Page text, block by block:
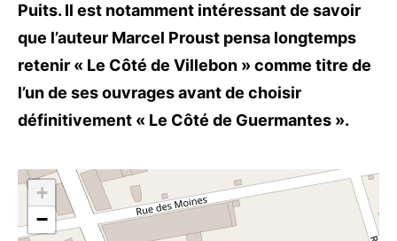
Puits. Il est notamment intéressant de savoir
que l’auteur Marcel Proust pensa longtemps
retenir « Le Côté de Villebon » comme titre de
l’un de ses ouvrages avant de choisir
définitivement « Le Côté de Guermantes ».
+
−